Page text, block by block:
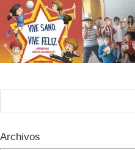
Archivos